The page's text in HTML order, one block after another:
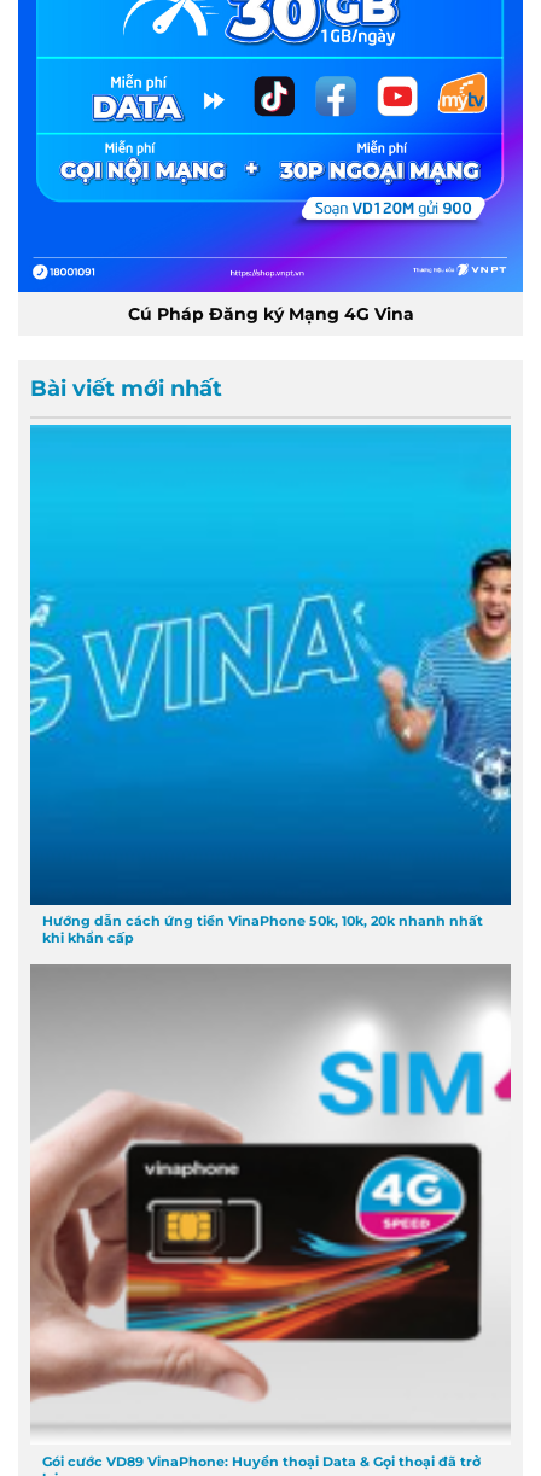
Cú Pháp Đăng ký Mạng 4G Vina
Bài viết mới nhất
Hướng dẫn cách ứng tiền VinaPhone 50k, 10k, 20k nhanh nhất
khi khẩn cấp
Gói cước VD89 VinaPhone: Huyền thoại Data & Gọi thoại đã trở